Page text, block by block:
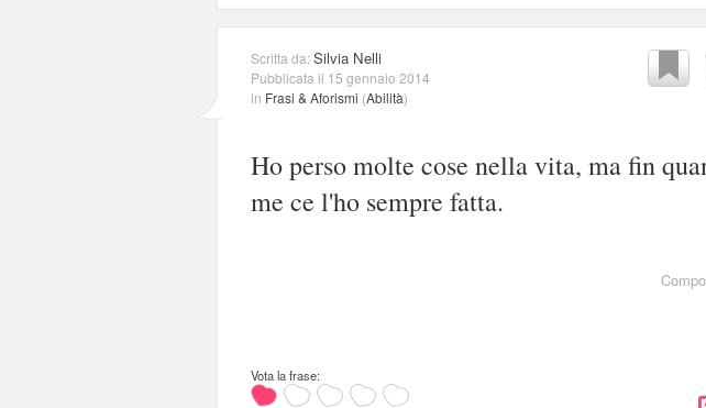
Scritta da:Silvia Nelli
Pubblicata il 15 gennaio 2014
in Frasi & Aforismi (Abilità)
Ho perso molte cose nella vita, ma fin
me ce l'ho sempre fatta.
Vota la frase: